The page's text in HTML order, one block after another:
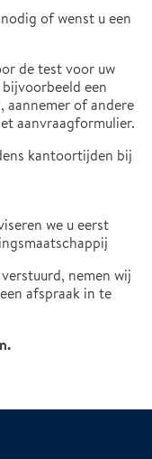
of wenst u een
de test voor uw
een
aannemer of andere
aanvraagformulier.
kantoortijden bij
we u eerst
nemen wij
afspraak in te